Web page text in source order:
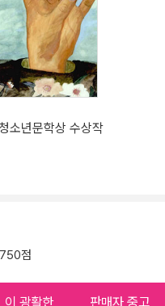
소년문학상 수상작
점
이 광활한
판매자 중고